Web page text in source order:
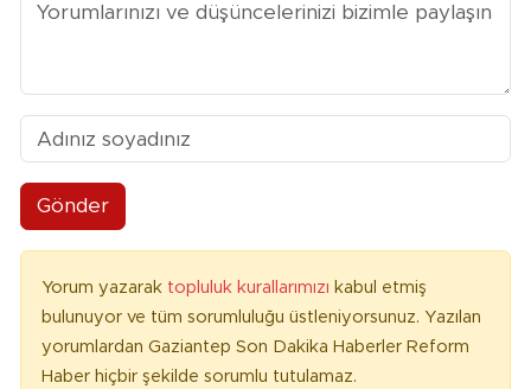
Gönder
Yorum yazarak topluluk kurallarımızı kabul etmiş
bulunuyor ve tüm sorumluluğu üstleniyorsunuz. Yazılan
yorumlardan Gaziantep Son Dakika Haberler Reform
Haber hiçbir şekilde sorumlu tutulamaz.